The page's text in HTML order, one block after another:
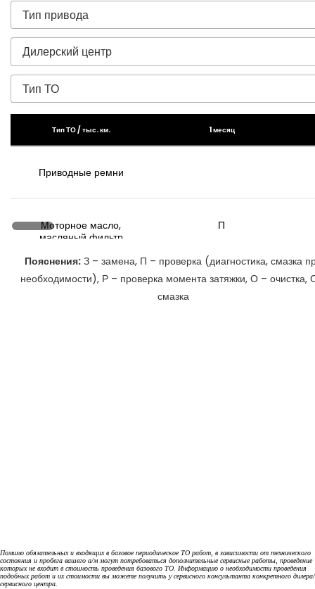
Помимо обязательных и входящих в базовое периодическое ТО работ, в зависимости от технического
состояния и пробега вашего а/м могут потребоваться дополнительные сервисные работы, проведение
которых не входит в стоимость проведения базового ТО. Информацию о необходимости проведения
подобных работ и их стоимости вы можете получить у сервисного консультанта конкретного дилера/
сервисного центра.